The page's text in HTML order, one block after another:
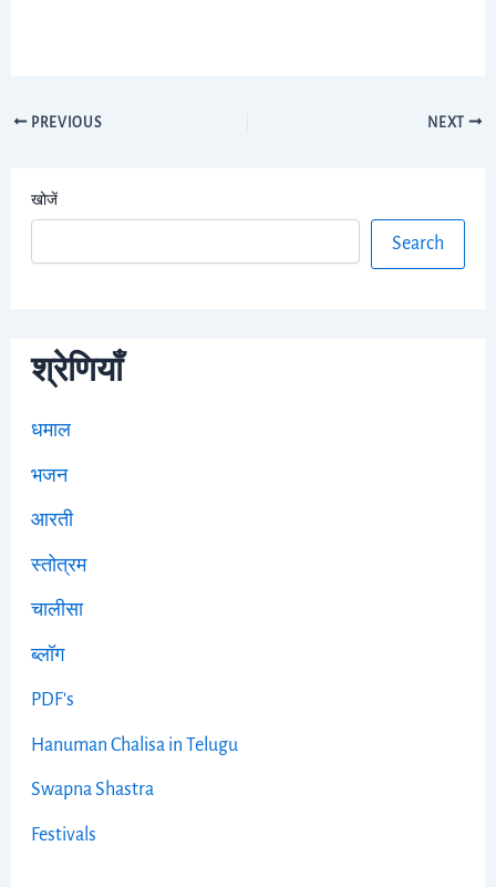
PREVIOUS NEXT
खोजें
Search
श्रेणियाँ
धमाल
भजन
आरती
स्तोत्रम
चालीसा
ब्लॉग
PDF's
Hanuman Chalisa in Telugu
Swapna Shastra
Festivals